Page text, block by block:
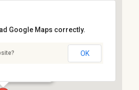
Google Maps correctly.
OK